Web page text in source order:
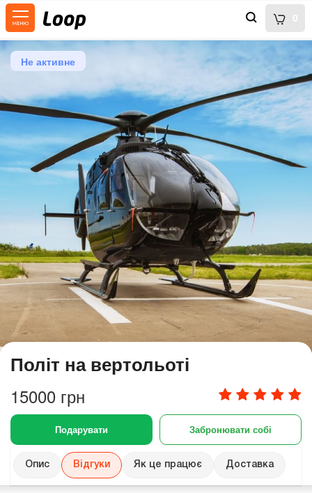
0
Не активне
Політ на вертольоті
15000 грн
Подарувати Забронювати собі
Опис Відгуки Як це працює Доставка